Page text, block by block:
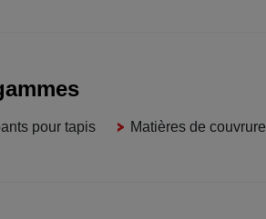
pour tapis Matières de couvrure